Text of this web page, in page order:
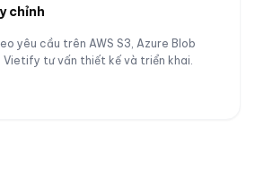
chỉnh
yêu cầu trên AWS S3, Azure Blob
Vietify tư vấn thiết kế và triển khai.